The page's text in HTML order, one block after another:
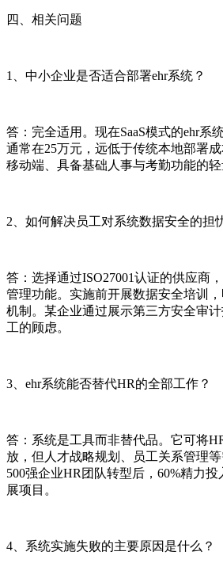
四、相关问题
1、中小企业是否适合部署ehr系统？
答：完全适用。现在SaaS模式的ehr系
通常在25万元，远低于传统本地部署
移动端、具备基础人事与考勤功能的轻
2、如何解决员工对系统数据安全的担
答：选择通过ISO27001认证的供应商
管理功能。实施前开展数据安全培训
机制。某企业通过展示第三方安全审
工的顾虑。
3、ehr系统能否替代HR的全部工作？
答：系统是工具而非替代品。它可将
放，但人才战略规划、员工关系管理
500强企业HR团队转型后，60%精力
展项目。
4、系统实施失败的主要原因是什么？